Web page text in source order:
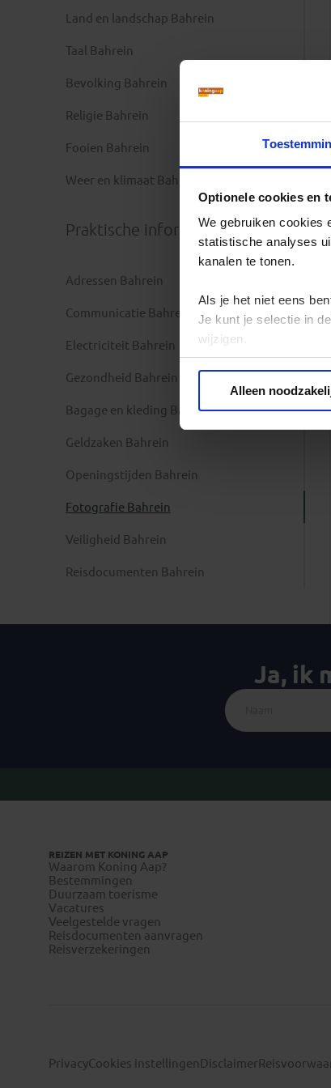
Optionele cookies en
We gebruiken cookies
statistische analyses
kanalen te tonen.
Als je het niet eens
Je kunt je selectie in
wijzigen.
Alleen
Land en landschap Bahrein
Taal Bahrein
Bevolking Bahrein
Religie Bahrein
Fooien Bahrein
Weer en klimaat Bahrein
Praktische informatie
Adressen Bahrein
Communicatie Bahrein
Electriciteit Bahrein
Gezondheid Bahrein
Bagage en kleding Bahrein
Geldzaken Bahrein
Openingstijden Bahrein
Fotografie Bahrein
Veiligheid Bahrein
Reisdocumenten Bahrein
Ja, ik
REIZEN MET KONING AAP
Waarom Koning Aap?
Bestemmingen
Duurzaam toerisme
Vacatures
Veelgestelde vragen
Reisdocumenten aanvragen
Reisverzekeringen
PrivacyCookies instellingen Disclaimer